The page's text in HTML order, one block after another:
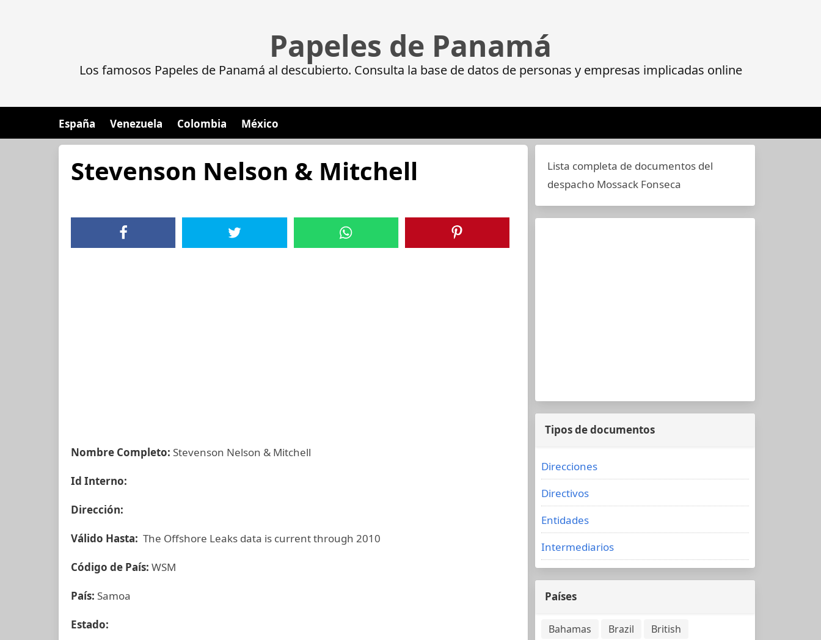
Papeles de Panamá
Los famosos Papeles de Panamá al descubierto. Consulta la base de datos de personas y empresas implicadas online
España Venezuela Colombia México
Stevenson Nelson & Mitchell
Nombre Completo: Stevenson Nelson & Mitchell
Id Interno:
Dirección:
Válido Hasta: The Offshore Leaks data is current through 2010
Código de País: WSM
País: Samoa
Estado:
Lista completa de documentos del
despacho Mossack Fonseca
Tipos de documentos
Direcciones
Directivos
Entidades
Intermediarios
Países
Bahamas Brazil
British